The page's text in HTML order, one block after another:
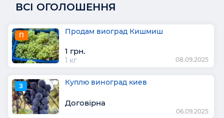
ВСІ ОГОЛОШЕННЯ
П Продам виоград Кишмиш
1 грн.
1 кг 08.09.2025
З Куплю виноград киев
Договірна
06.09.2025